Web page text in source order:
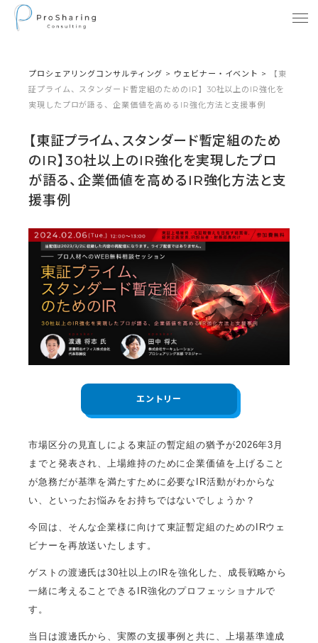
プロシェアリングコンサルティング > ウェビナー・イベント >
【東
証プライム、スタンダード暫定組のためのIR】30社以上のIR強化を
実現したプロが語る、企業価値を高めるIR強化方法と支援事例
【東証プライム、スタンダード暫定組のため
のIR】30社以上のIR強化を実現したプロ
が語る、企業価値を高めるIR強化方法と支
援事例
エントリー
市場区分の見直しによる東証の暫定組の猶予が2026年3月
までと発表され、上場維持のために企業価値を上げること
が急務だが基準を満たすために必要なIR活動がわからな
い、といったお悩みをお持ちではないでしょうか？
今回は、そんな企業様に向けて東証暫定組のためのIRウェ
ビナーを再放送いたします。
ゲストの渡邊氏は30社以上のIRを強化した、成長戦略から
一緒に考えることできるIR強化のプロフェッショナルで
す。
当日は渡邊氏から、実際の支援事例と共に、上場基準達成